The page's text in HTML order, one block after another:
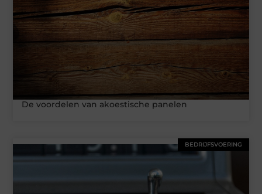
De voordelen van akoestische panelen
BEDRIJFSVOERING